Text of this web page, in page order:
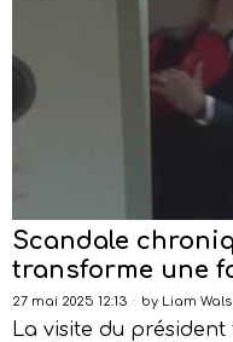
Scandale
transforme une
27 mai 2025 12:13 by Liam
La visite du